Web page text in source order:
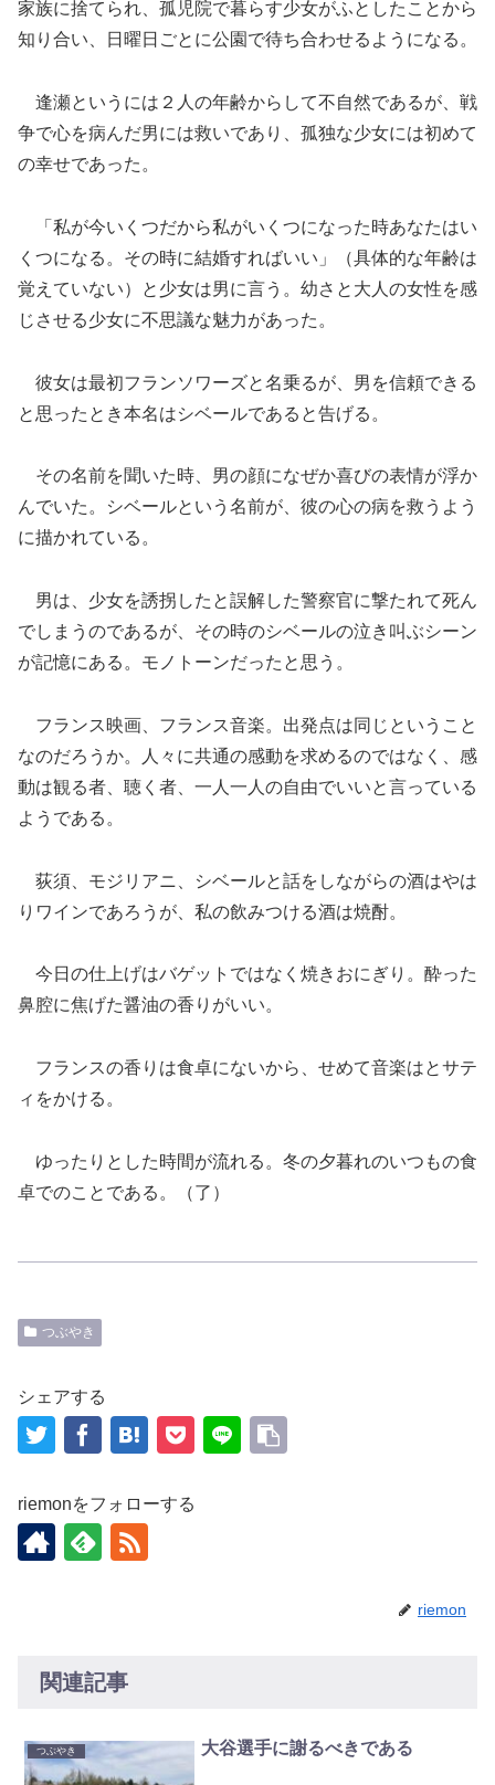
家族に捨てられ、孤児院で暮らす少女がふとしたことから
知り合い、日曜日ごとに公園で待ち合わせるようになる。
逢瀬というには２人の年齢からして不自然であるが、戦
争で心を病んだ男には救いであり、孤独な少女には初めて
の幸せであった。
「私が今いくつだから私がいくつになった時あなたはい
くつになる。その時に結婚すればいい」（具体的な年齢は
覚えていない）と少女は男に言う。幼さと大人の女性を感
じさせる少女に不思議な魅力があった。
彼女は最初フランソワーズと名乗るが、男を信頼できる
と思ったとき本名はシベールであると告げる。
その名前を聞いた時、男の顔になぜか喜びの表情が浮か
んでいた。シベールという名前が、彼の心の病を救うよう
に描かれている。
男は、少女を誘拐したと誤解した警察官に撃たれて死ん
でしまうのであるが、その時のシベールの泣き叫ぶシーン
が記憶にある。モノトーンだったと思う。
フランス映画、フランス音楽。出発点は同じということ
なのだろうか。人々に共通の感動を求めるのではなく、感
動は観る者、聴く者、一人一人の自由でいいと言っている
ようである。
荻須、モジリアニ、シベールと話をしながらの酒はやは
りワインであろうが、私の飲みつける酒は焼酎。
今日の仕上げはバゲットではなく焼きおにぎり。酔った
鼻腔に焦げた醤油の香りがいい。
フランスの香りは食卓にないから、せめて音楽はとサテ
ィをかける。
ゆったりとした時間が流れる。冬の夕暮れのいつもの食
卓でのことである。（了）
つぶやき
シェアする
riemonをフォローする
riemon
関連記事
つぶやき 大谷選手に謝るべきである